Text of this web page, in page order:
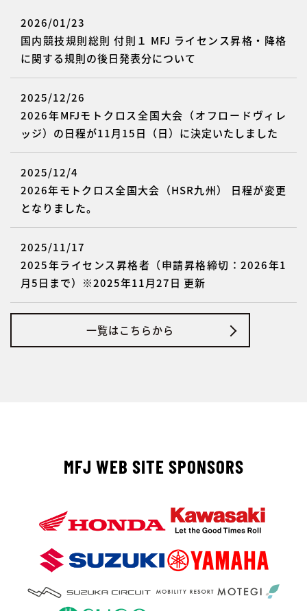
2026/01/23
国内競技規則総則 付則１ MFJ ライセンス昇格・降格
に関する規則の後日発表分について
2025/12/26
2026年MFJモトクロス全国大会（オフロードヴィレ
ッジ）の日程が11月15日（日）に決定いたしました
2025/12/4
2026年モトクロス全国大会（HSR九州） 日程が変更
となりました。
2025/11/17
2025年ライセンス昇格者（申請昇格締切：2026年1
月5日まで）※2025年11月27日 更新
一覧はこちらから
MFJ WEB SITE SPONSORS